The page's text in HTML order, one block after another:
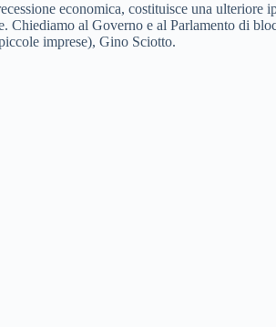
economica, costituisce una ulteriore
al Governo e al Parlamento di
imprese), Gino Sciotto.